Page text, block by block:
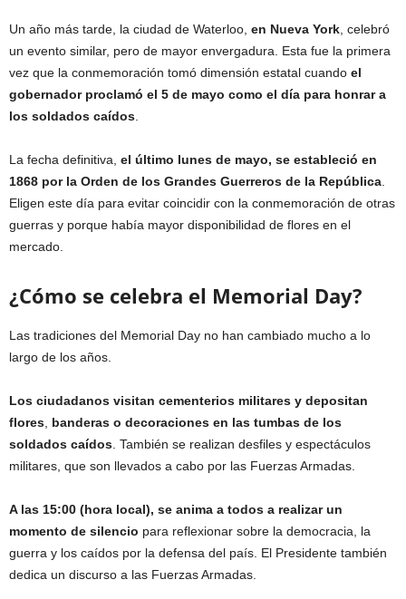
Un año más tarde, la ciudad de Waterloo, en Nueva York , celebró
un evento similar, pero de mayor envergadura. Esta fue la primera
vez que la conmemoración tomó dimensión estatal cuando el
gobernador proclamó el 5 de mayo como el día para honrar a
los soldados caídos
La fecha definitiva, el último lunes de mayo, se estableció en
1868 por la Orden de los Grandes Guerreros de la República
Eligen este día para evitar coincidir con la conmemoración de otras
guerras y porque había mayor disponibilidad de flores en el
mercado.
¿Cómo se celebra el Memorial Day?
Las tradiciones del Memorial Day no han cambiado mucho a lo
largo de los años.
Los ciudadanos visitan cementerios militares y depositan
flores banderas o decoraciones en las tumbas de los
soldados caídos . También se realizan desfiles y espectáculos
militares, que son llevados a cabo por las Fuerzas Armadas.
A las 15:00 (hora local), se anima a todos a realizar un
momento de silencio para reflexionar sobre la democracia, la
guerra y los caídos por la defensa del país. El Presidente también
dedica un discurso a las Fuerzas Armadas.